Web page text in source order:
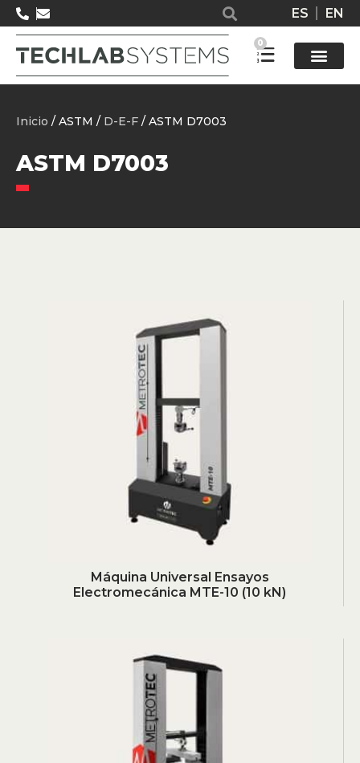
ES EN
0
Inicio / ASTM / D-E-F / ASTM D7003
ASTM D7003
Máquina Universal Ensayos
Electromecánica MTE-10 (10 kN)